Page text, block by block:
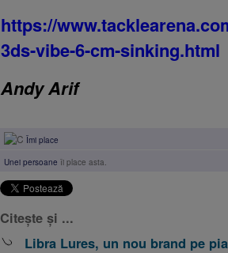
https://
3ds-vibe-6-cm-sinking.html
Andy Arif
Îmi place
Unei persoane îi place asta.
Citește și ...
Libra Lures, un nou brand pe